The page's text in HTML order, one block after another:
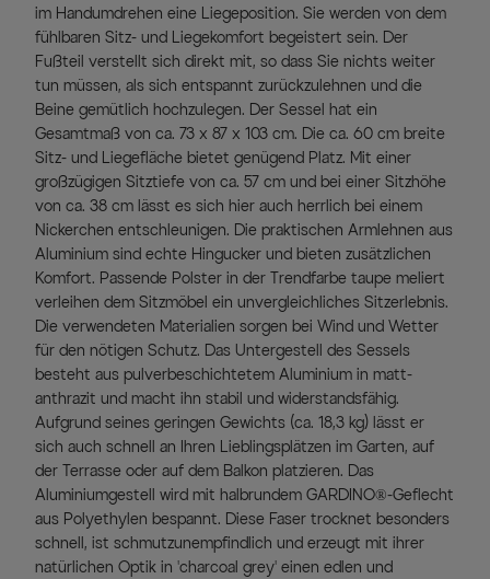
im Handumdrehen eine Liegeposition. Sie werden von dem
fühlbaren Sitz- und Liegekomfort begeistert sein. Der
Fußteil verstellt sich direkt mit, so dass Sie nichts weiter
tun müssen, als sich entspannt zurückzulehnen und die
Beine gemütlich hochzulegen. Der Sessel hat ein
Gesamtmaß von ca. 73 x 87 x 103 cm. Die ca. 60 cm breite
Sitz- und Liegefläche bietet genügend Platz. Mit einer
großzügigen Sitztiefe von ca. 57 cm und bei einer Sitzhöhe
von ca. 38 cm lässt es sich hier auch herrlich bei einem
Nickerchen entschleunigen. Die praktischen Armlehnen aus
Aluminium sind echte Hingucker und bieten zusätzlichen
Komfort. Passende Polster in der Trendfarbe taupe meliert
verleihen dem Sitzmöbel ein unvergleichliches Sitzerlebnis.
Die verwendeten Materialien sorgen bei Wind und Wetter
für den nötigen Schutz. Das Untergestell des Sessels
besteht aus pulverbeschichtetem Aluminium in matt-
anthrazit und macht ihn stabil und widerstandsfähig.
Aufgrund seines geringen Gewichts (ca. 18,3 kg) lässt er
sich auch schnell an Ihren Lieblingsplätzen im Garten, auf
der Terrasse oder auf dem Balkon platzieren. Das
Aluminiumgestell wird mit halbrundem GARDINO®-Geflecht
aus Polyethylen bespannt. Diese Faser trocknet besonders
schnell, ist schmutzunempfindlich und erzeugt mit ihrer
natürlichen Optik in 'charcoal grey' einen edlen und